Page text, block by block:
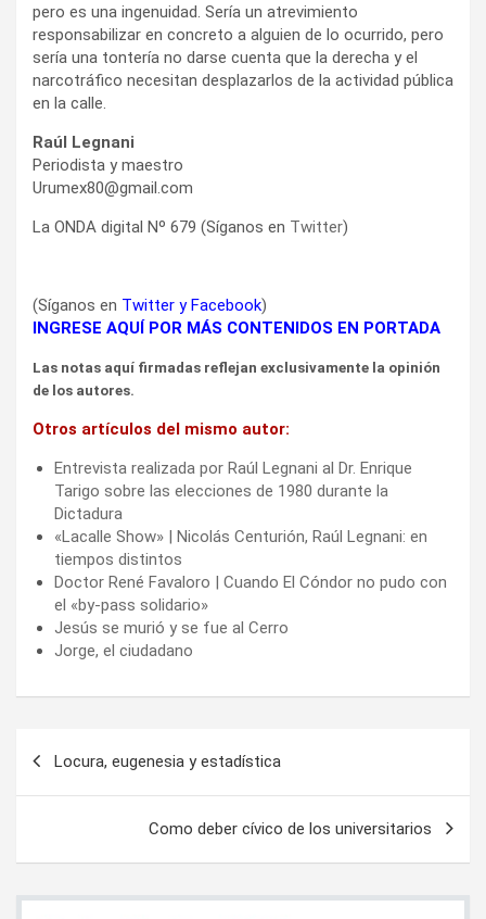
pero es una ingenuidad. Sería un atrevimiento
responsabilizar en concreto a alguien de lo ocurrido, pero
sería una tontería no darse cuenta que la derecha y el
narcotráfico necesitan desplazarlos de la actividad pública
en la calle.
Raúl Legnani
Periodista y maestro
Urumex80@gmail.com
La ONDA digital Nº 679 (Síganos en Twitter)
(Síganos en Twitter yFacebook)
INGRESE AQUÍ POR MÁS CONTENIDOS EN PORTADA
Las notas aquí firmadas reflejan exclusivamente la opinión
de los autores.
Otros artículos del mismo autor:
Entrevista realizada por Raúl Legnani al Dr. Enrique
Tarigo sobre las elecciones de 1980 durante la
Dictadura
«Lacalle Show» | Nicolás Centurión, Raúl Legnani: en
tiempos distintos
Doctor René Favaloro | Cuando El Cóndor no pudo con
el «by-pass solidario»
Jesús se murió y se fue al Cerro
Jorge, el ciudadano
Locura, eugenesia y estadística
Como deber cívico de los universitarios